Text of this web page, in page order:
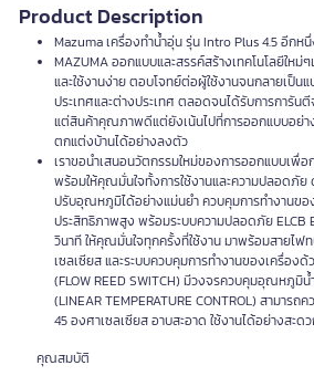
Product Description
Mazuma เครื่องทำน้ำอุ่น รุ่น Intro Plus 4.5 อีก
MAZUMA ออกแบบและสรรค์สร้างเทคโนโลยีให
และใช้งานง่าย ตอบโจทย์ต่อผู้ใช้งานจนกลายเป็น
ประเทศและต่างประเทศ ตลอดจนได้รับการการัน
แต่สินค้าคุณภาพดีแต่ยังเน้นไปที่การออกแบบอย่า
ตกแต่งบ้านได้อย่างลงตัว
เราขอนำเสนอนวัตกรรมใหม่ของการออกแบบเพื่
พร้อมให้คุณมั่นใจทั้งการใช้งานและความปลอดภั
ปรับอุณหภูมิได้อย่างแม่นยำ ควบคุมการทำงานขอ
ประสิทธิภาพสูง พร้อมระบบความปลอดภัย ELCB
วินาที ให้คุณมั่นใจทุกครั้งที่ใช้งาน มาพร้อมสายไฟ
เซลเซียส และระบบควบคุมการทำงานของเครื่อง
(FLOW REED SWITCH) มีวงจรควบคุมอุณหภูมิ
(LINEAR TEMPERATURE CONTROL) สามา
45 องศาเซลเซียส อาบสะอาด ใช้งานได้อย่างสะ
คุณสมบัติ